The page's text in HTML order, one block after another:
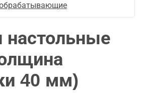
настольные
40 мм)